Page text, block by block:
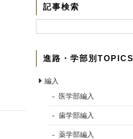
記事検索
進路・学部別TOPICS
編入
医学部編入
歯学部編入
薬学部編入